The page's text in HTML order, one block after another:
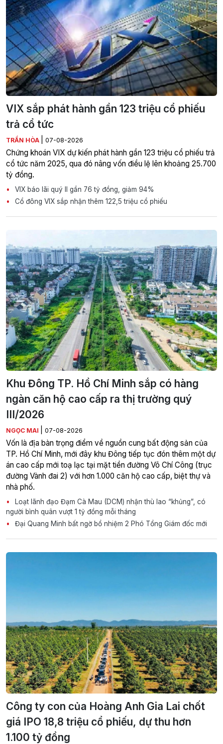
VIX sắp phát hành gần 123 triệu cổ phiếu
trả cổ tức
TRẦN HÒA 07-08-2026
Chứng khoán VIX dự kiến phát hành gần 123 triệu cổ phiếu trả
cổ tức năm 2025, qua đó nâng vốn điều lệ lên khoảng 25.700
tỷ đồng.
VIX báo lãi quý II gần 76 tỷ đồng, giảm 94%
Cổ đông VIX sắp nhận thêm 122,5 triệu cổ phiếu
Khu Đông TP. Hồ Chí Minh sắp có hàng
ngàn căn hộ cao cấp ra thị trường quý
III/2026
NGỌC MAI 07-08-2026
Vốn là địa bàn trọng điểm về nguồn cung bất động sản của
TP. Hồ Chí Minh, mới đây khu Đông tiếp tục đón thêm một dự
án cao cấp mới toạ lạc tại mặt tiền đường Võ Chí Công (trục
đường Vành đai 2) với hơn 1.000 căn hộ cao cấp, biệt thự và
nhà phố.
Loạt lãnh đạo Đạm Cà Mau (DCM) nhận thù lao “khủng”, có
người bình quân vượt 1 tỷ đồng mỗi tháng
Đại Quang Minh bất ngờ bổ nhiệm 2 Phó Tổng Giám đốc mới
Công ty con của Hoàng Anh Gia Lai chốt
giá IPO 18,8 triệu cổ phiếu, dự thu hơn
1.100 tỷ đồng